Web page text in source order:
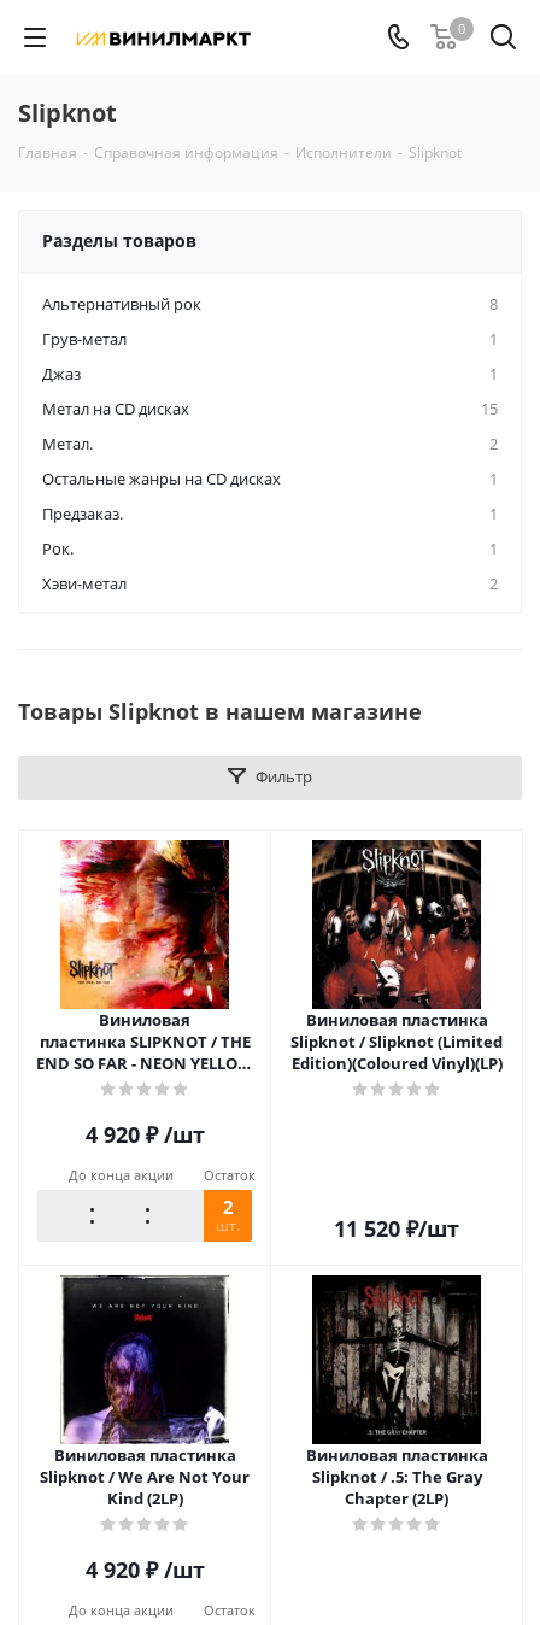
0
Slipknot
Главная - Справочная информация - Исполнители - Slipknot
Разделы товаров
Альтернативный рок
8
Грув-метал
1
Джаз
1
Метал на CD дисках
15
Метал.
2
Остальные жанры на CD дисках
1
Предзаказ.
1
Рок.
1
Хэви-метал
2
Товары Slipknot в нашем магазине
Фильтр
Виниловая
пластинка SLIPKNOT / THE
END SO FAR - NEON YELLOW
VINYL - INDIE EXCLUSIVE (2LP)
4 920₽ /шт
До конца акции Остаток
2
шт.
Виниловая пластинка
Slipknot / Slipknot (Limited
Edition)(Coloured Vinyl)(LP)
11 520 ₽/шт
Виниловая пластинка
Slipknot / We Are Not Your
Kind (2LP)
4 920₽ /шт
До конца акции Остаток
Виниловая пластинка
Slipknot / .5: The Gray
Chapter (2LP)